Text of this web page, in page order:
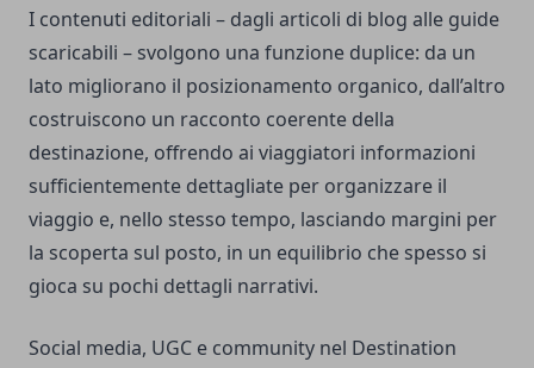
I contenuti editoriali – dagli articoli di blog alle guide
scaricabili – svolgono una funzione duplice: da un
lato migliorano il posizionamento organico, dall’altro
costruiscono un racconto coerente della
destinazione, offrendo ai viaggiatori informazioni
sufficientemente dettagliate per organizzare il
viaggio e, nello stesso tempo, lasciando margini per
la scoperta sul posto, in un equilibrio che spesso si
gioca su pochi dettagli narrativi.
Social media, UGC e community nel Destination